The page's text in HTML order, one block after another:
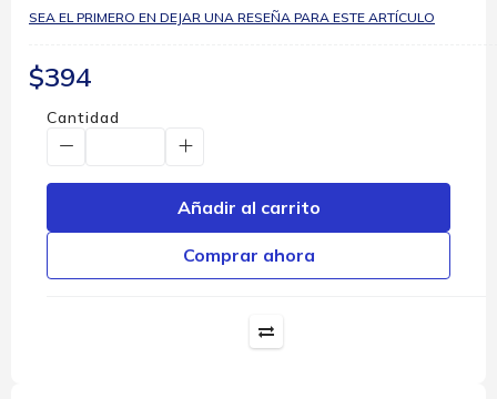
imágenes
SEA EL PRIMERO EN DEJAR UNA RESEÑA PARA ESTE ARTÍCULO
$394
Cantidad
Añadir al carrito
Comprar ahora